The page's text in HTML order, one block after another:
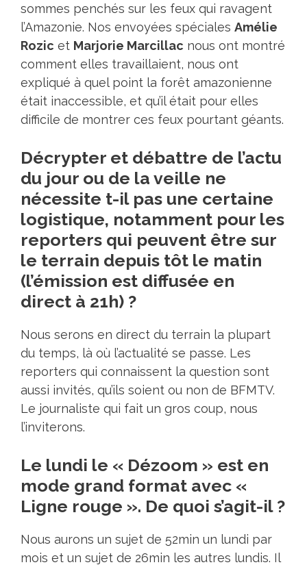
sommes penchés sur les feux qui ravagent
l’Amazonie. Nos envoyées spéciales Amélie
Rozic et Marjorie Marcillac nous ont montré
comment elles travaillaient, nous ont
expliqué à quel point la forêt amazonienne
était inaccessible, et qu’il était pour elles
difficile de montrer ces feux pourtant géants.
Décrypter et débattre de l’actu
du jour ou de la veille ne
nécessite t-il pas une certaine
logistique, notamment pour les
reporters qui peuvent être sur
le terrain depuis tôt le matin
(l’émission est diffusée en
direct à 21h) ?
Nous serons en direct du terrain la plupart
du temps, là où l’actualité se passe. Les
reporters qui connaissent la question sont
aussi invités, qu’ils soient ou non de BFMTV.
Le journaliste qui fait un gros coup, nous
l’inviterons.
Le lundi le « Dézoom » est en
mode grand format avec «
Ligne rouge ». De quoi s’agit-il ?
Nous aurons un sujet de 52min un lundi par
mois et un sujet de 26min les autres lundis. Il